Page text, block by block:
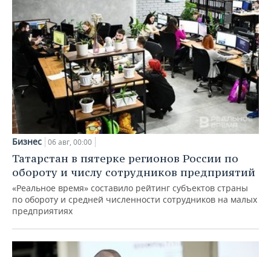
Бизнес 06 авг, 00:00
Татарстан в пятерке регионов России по
обороту и числу сотрудников предприятий
«Реальное время» составило рейтинг субъектов страны
по обороту и средней численности сотрудников на малых
предприятиях